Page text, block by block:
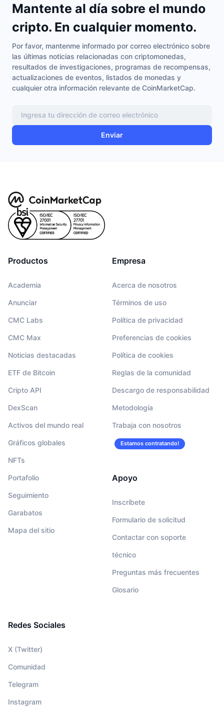
Mantente al día sobre el mundo
cripto. En cualquier momento.
Por favor, mantenme informado por correo electrónico sobre
las últimas noticias relacionadas con criptomonedas,
resultados de investigaciones, programas de recompensas,
actualizaciones de eventos, listados de monedas y
cualquier otra información relevante de CoinMarketCap.
Enviar
Productos
Academia
Anunciar
CMC Labs
CMC Max
Noticias destacadas
ETF de Bitcoin
Cripto API
DexScan
Activos del mundo real
Gráficos globales
NFTs
Portafolio
Seguimiento
Garabatos
Mapa del sitio
Empresa
Acerca de nosotros
Términos de uso
Política de privacidad
Preferencias de cookies
Política de cookies
Reglas de la comunidad
Descargo de responsabilidad
Metodología
Trabaja con nosotros
Estamos contratando!
Apoyo
Inscríbete
Formulario de solicitud
Contactar con soporte
técnico
Preguntas más frecuentes
Glosario
Redes Sociales
X (Twitter)
Comunidad
Telegram
Instagram